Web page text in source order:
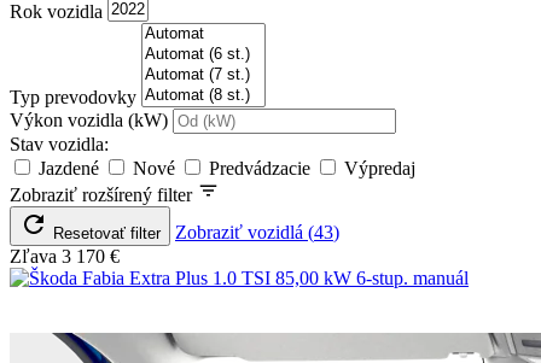
Rok vozidla
Typ prevodovky
Výkon vozidla (kW)
Stav vozidla:
Jazdené
Nové Predvádzacie
Výpredaj
Zobraziť rozšírený filter
Resetovať filter Zobraziť vozidlá (43)
Zľava 3 170 €